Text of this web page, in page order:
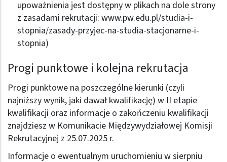
upoważnienia jest dostępny w plikach na dole strony
z zasadami rekrutacji: www.pw.edu.pl/studia-i-
stopnia/zasady-przyjec-na-studia-stacjonarne-i-
stopnia)
Progi punktowe i kolejna rekrutacja
Progi punktowe na poszczególne kierunki (czyli
najniższy wynik, jaki dawał kwalifikację) w II etapie
kwalifikacji oraz informacje o zakończeniu kwalifikacji
znajdziesz w Komunikacie Międzywydziałowej Komisji
Rekrutacyjnej z 25.07.2025 r.
Informacje o ewentualnym uruchomieniu w sierpniu